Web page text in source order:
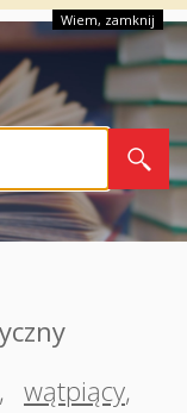
Wiem, zamknij
, wątpiący,